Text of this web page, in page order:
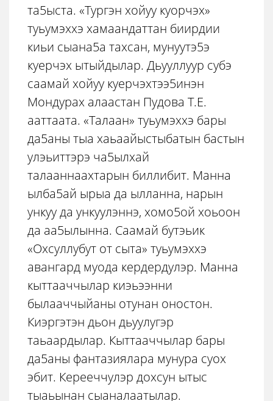
та5ыста. «Тургэн хойуу куорчэх»
туьумэххэ хамаандаттан биирдии
киьи сыана5а тахсан, мунуутэ5э
куерчэх ытыйдылар. Дьууллуур субэ
саамай хойуу куерчэхтээ5инэн
Мондурах алаастан Пудова Т.Е.
ааттаата. «Талаан» туьумэххэ бары
да5аны тыа хаьаайыстыбатын бастын
улэьиттэрэ ча5ылхай
талааннаахтарын биллибит. Манна
ылба5ай ырыа да ылланна, нарын
ункуу да ункуулэннэ, хомо5ой хоьоон
да аа5ылынна. Саамай бутэьик
«Охсуллубут от сыта» туьумэххэ
авангард муода кердердулэр. Манна
кыттааччылар киэьээнни
былааччыйаны отунан оностон.
Киэргэтэн дьон дьуулугэр
таьаардылар. Кыттааччылар бары
да5аны фантазиялара мунура суох
эбит. Керееччулэр дохсун ытыс
тыаьынан сыаналаатылар.